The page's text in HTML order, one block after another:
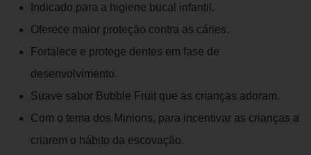
Indicado para a higiene bucal infantil.
Oferece maior proteção contra as cáries.
Fortalece e protege dentes em fase de
desenvolvimento.
Suave sabor Bubble Fruit que as crianças adoram.
Com o tema dos Minions, para incentivar as crianças a
criarem o hábito da escovação.